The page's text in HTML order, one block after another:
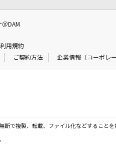
DAM
利用規約
ご契約方法 企業情報（コーポレ
で複製、転載、ファイル化などすることを